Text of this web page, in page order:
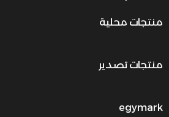
منتجات محلية
منتجات تصدير
egymark